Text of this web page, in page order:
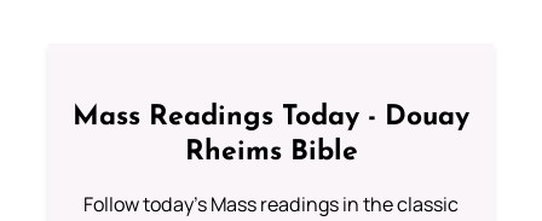
Mass Readings Today - Douay
Rheims Bible
Follow today's Mass readings in the classic